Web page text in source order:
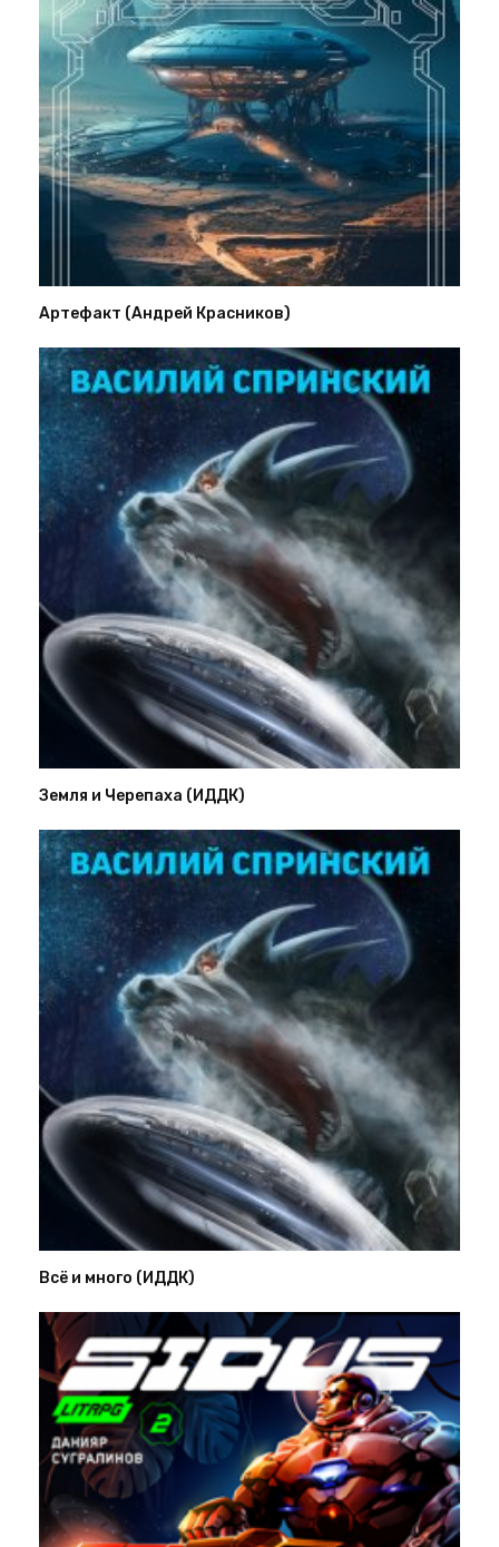
Артефакт (Андрей Красников)
Земля и Черепаха (ИДДК)
Всё и много (ИДДК)